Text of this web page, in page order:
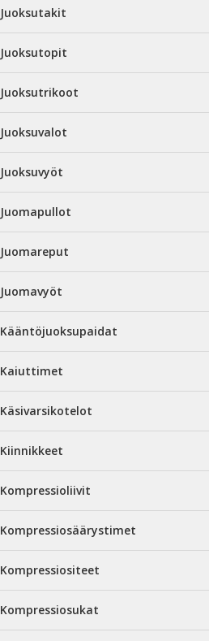
Juoksutakit
Juoksutopit
Juoksutrikoot
Juoksuvalot
Juoksuvyöt
Juomapullot
Juomareput
Juomavyöt
Kääntöjuoksupaidat
Kaiuttimet
Käsivarsikotelot
Kiinnikkeet
Kompressioliivit
Kompressiosäärystimet
Kompressiositeet
Kompressiosukat